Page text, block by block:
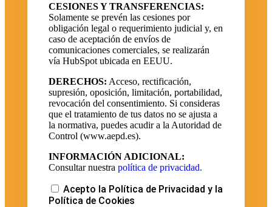
CESIONES Y TRANSFERENCIAS:
Solamente se prevén las cesiones por
obligación legal o requerimiento judicial y, en
caso de aceptación de envíos de
comunicaciones comerciales, se realizarán
vía HubSpot ubicada en EEUU.
DERECHOS: Acceso, rectificación,
supresión, oposición, limitación, portabilidad,
revocación del consentimiento. Si consideras
que el tratamiento de tus datos no se ajusta a
la normativa, puedes acudir a la Autoridad de
Control (www.aepd.es).
INFORMACIÓN ADICIONAL:
Consultar nuestrapolítica de privacidad.
Acepto la Política de Privacidad y la
Política de Cookies